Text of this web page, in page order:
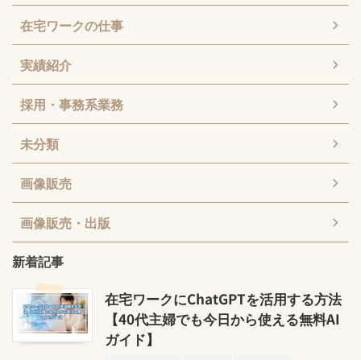
在宅ワークの仕事
実績紹介
採用・事務系業務
未分類
画像販売
画像販売・出版
新着記事
在宅ワークにChatGPTを活用する方法
【40代主婦でも今日から使える無料AI
ガイド】